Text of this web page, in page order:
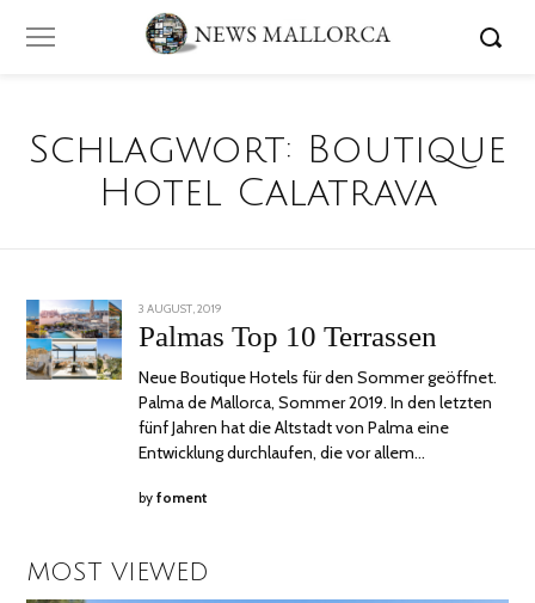
Schlagwort: Boutique
Hotel Calatrava
POSTED
ON
3 AUGUST, 2019
JUNI,
2020
Palmas Top 10 Terrassen
Neue Boutique Hotels für den Sommer geöffnet.
Palma de Mallorca, Sommer 2019. In den letzten
fünf Jahren hat die Altstadt von Palma eine
Entwicklung durchlaufen, die vor allem…
byfoment
MOST VIEWED